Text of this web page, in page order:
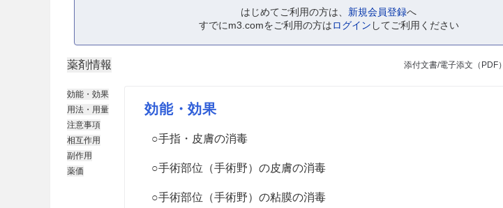
はじめてご利用の方は、 新規会員登録へ
すでにm3.comをご利用の方はログイン してご利用ください
薬剤情報 添付文書/電子添文（PDF）
効能・効果
用法・用量
注意事項
相互作用
副作用
薬価
効能・効果
○手指・皮膚の消毒
○手術部位（手術野）の皮膚の消毒
○手術部位（手術野）の粘膜の消毒